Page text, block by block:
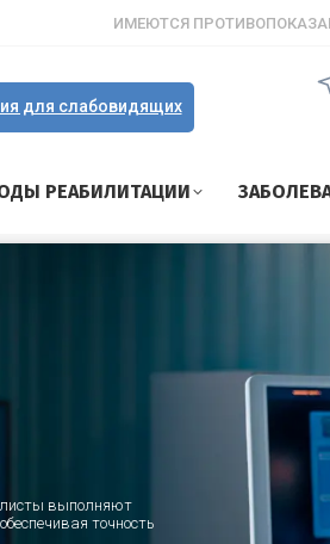
ИМЕЮТСЯ
для слабовидящих
РЕАБИЛИТАЦИИ
выполняют
точность